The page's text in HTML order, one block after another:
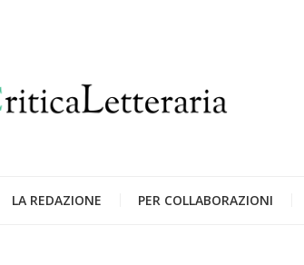
LA REDAZIONE PER COLLABORAZIONI